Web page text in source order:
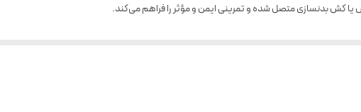
کش بدنسازی متصل شده و تمرینی ایمن و مؤثر را فراهم می‌کند.